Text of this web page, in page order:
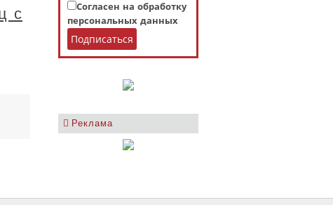
Согласен на обработку
персональных данных
Реклама
с